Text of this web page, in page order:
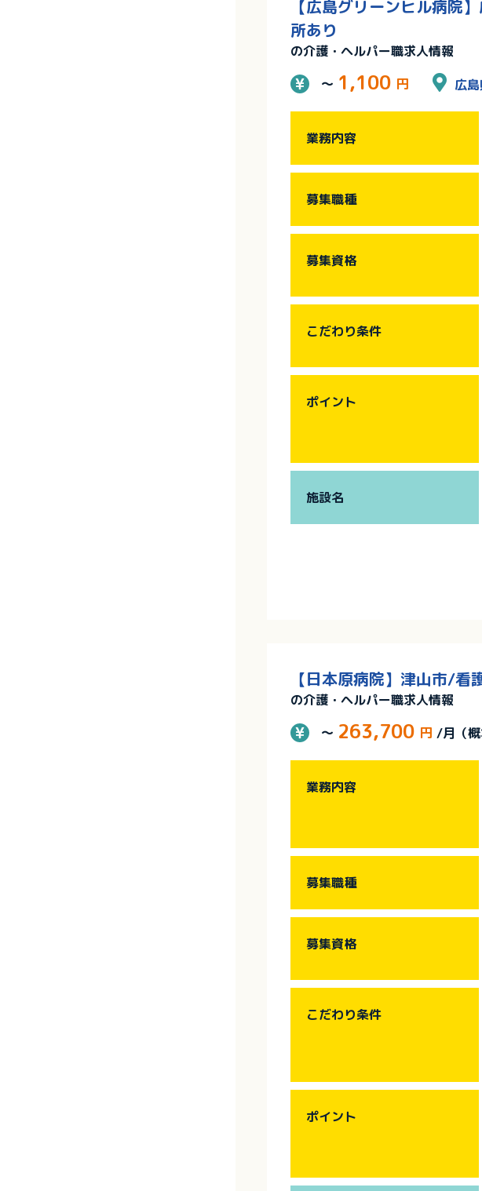
【広島グリーンヒル病院
所あり
の介護・ヘルパー職求人情報
～ 1,100 円 広
業務内容
募集職種
募集資格
こだわり条件
ポイント
施設名
【日本原病院】津山市/
の介護・ヘルパー職求人情報
～ 263,700 円 /月（概
業務内容
募集職種
募集資格
こだわり条件
ポイント